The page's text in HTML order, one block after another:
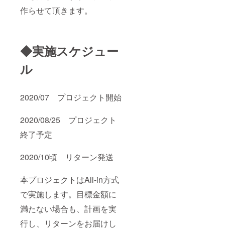
作らせて頂きます。
◆実施スケジュー
ル
2020/07 プロジェクト開始
2020/08/25 プロジェクト
終了予定
2020/10頃 リターン発送
本プロジェクトはAll-in方式
で実施します。目標金額に
満たない場合も、計画を実
行し、リターンをお届けし